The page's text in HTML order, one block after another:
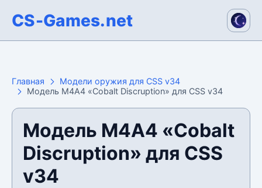
CS-Games.net
Главная
Модели оружия для CSS v34
Модель М4А4 «Cobalt Discruption» для CSS v34
Модель М4А4 «Cobalt
Discruption» для CSS
v34